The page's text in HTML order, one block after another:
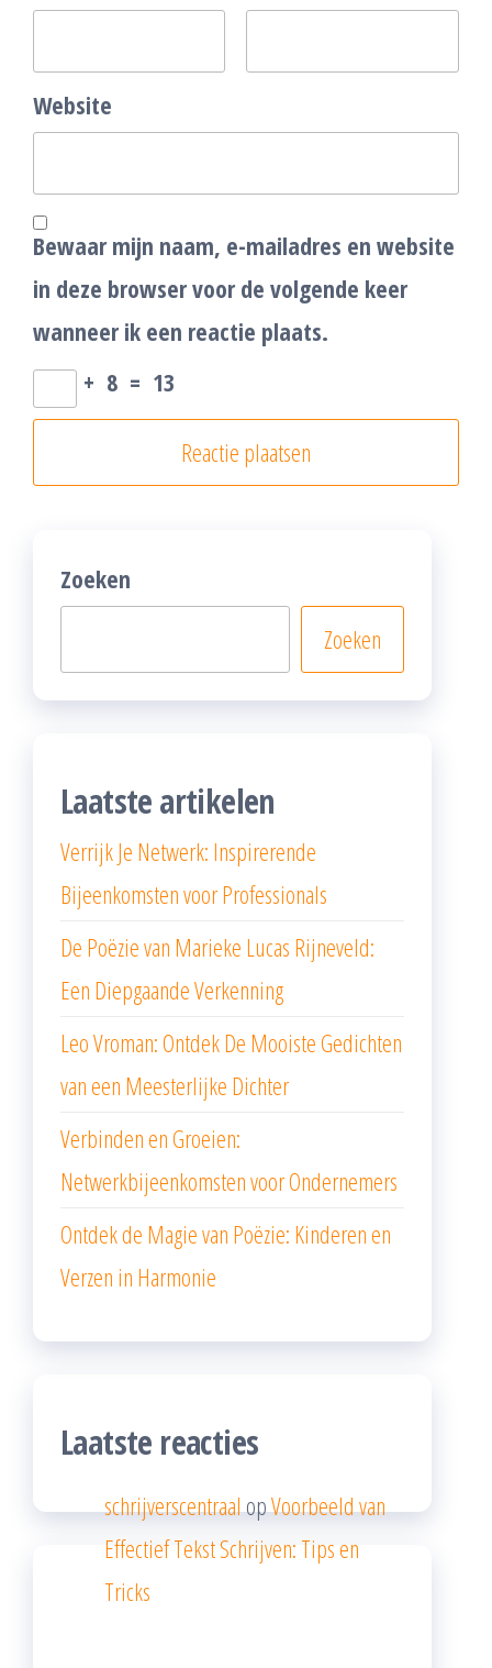
Website
Bewaar mijn naam, e-mailadres en website
in deze browser voor de volgende keer
wanneer ik een reactie plaats.
+ 8 = 13
Zoeken
Zoeken
Laatste artikelen
Verrijk Je Netwerk: Inspirerende
Bijeenkomsten voor Professionals
De Poëzie van Marieke Lucas Rijneveld:
Een Diepgaande Verkenning
Leo Vroman: Ontdek De Mooiste Gedichten
van een Meesterlijke Dichter
Verbinden en Groeien:
Netwerkbijeenkomsten voor Ondernemers
Ontdek de Magie van Poëzie: Kinderen en
Verzen in Harmonie
Laatste reacties
schrijverscentraalopVoorbeeld van
Effectief Tekst Schrijven: Tips en
Tricks